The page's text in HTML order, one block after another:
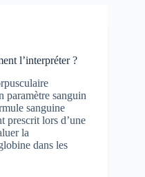
l’interpréter ?
paramètre sanguin
sanguine
prescrit lors d’une
la
dans les